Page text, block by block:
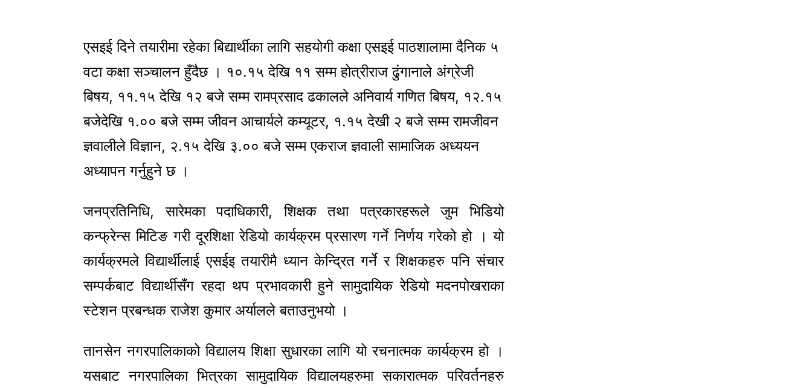
एसइई दिने तयारीमा रहेका बिद्यार्थीका लागि सहयोगी कक्षा एसइई पाठशालामा दैनिक ५
वटा कक्षा सञ्चालन हुँदैछ । १०.१५ देखि ११ सम्म होत्रीराज ढुंगानाले अंग्रेजी
बिषय, ११.१५ देखि १२ बजे सम्म रामप्रसाद ढकालले अनिवार्य गणित बिषय, १२.१५
बजेदेखि १.०० बजे सम्म जीवन आचार्यले कम्यूटर, १.१५ देखी २ बजे सम्म रामजीवन
ज्ञवालीले विज्ञान, २.१५ देखि ३.०० बजे सम्म एकराज ज्ञवाली सामाजिक अध्ययन
अध्यापन गर्नुहुने छ ।
जनप्रतिनिधि, सारेमका पदाधिकारी, शिक्षक तथा पत्रकारहरूले जुम भिडियो
कन्फ्रेन्स मिटिङ गरी दूरशिक्षा रेडियो कार्यक्रम प्रसारण गर्ने निर्णय गरेको हो ।यो
कार्यक्रमले विद्यार्थीलाई एसईइ तयारीमै ध्यान केन्द्रित गर्ने र शिक्षकहरु पनि संचार
सम्पर्कबाट विद्यार्थीसँग रहदा थप प्रभावकारी हुने सामुदायिक रेडियो मदनपोखराका
स्टेशन प्रबन्धक राजेश कुमार अर्यालले बताउनुभयो ।
तानसेन नगरपालिकाको विद्यालय शिक्षा सुधारका लागि यो रचनात्मक कार्यक्रम हो ।
यसबाट नगरपालिका भित्रका सामुदायिक विद्यालयहरुमा सकारात्मक परिवर्तनहरु